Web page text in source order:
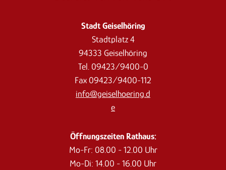
Stadt Geiselhöring
Stadtplatz 4
94333 Geiselhöring
Tel. 09423/9400-0
Fax 09423/9400-112
info@geiselhoering.d
e
Öffnungszeiten Rathaus:
Mo-Fr: 08.00 - 12.00 Uhr
Mo-Di: 14.00 - 16.00 Uhr